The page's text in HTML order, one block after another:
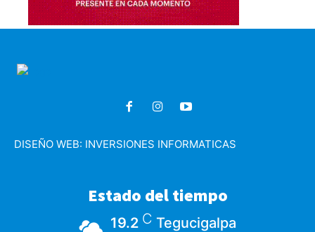
DISEÑO WEB: INVERSIONES INFORMATICAS
Estado del tiempo
19.2 C Tegucigalpa